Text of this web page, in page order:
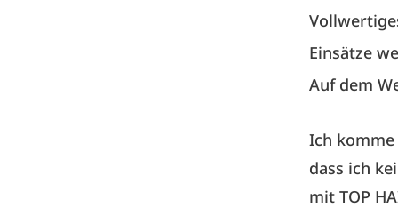
Einsätze
Auf dem
Ich
dass ich
mit TOP